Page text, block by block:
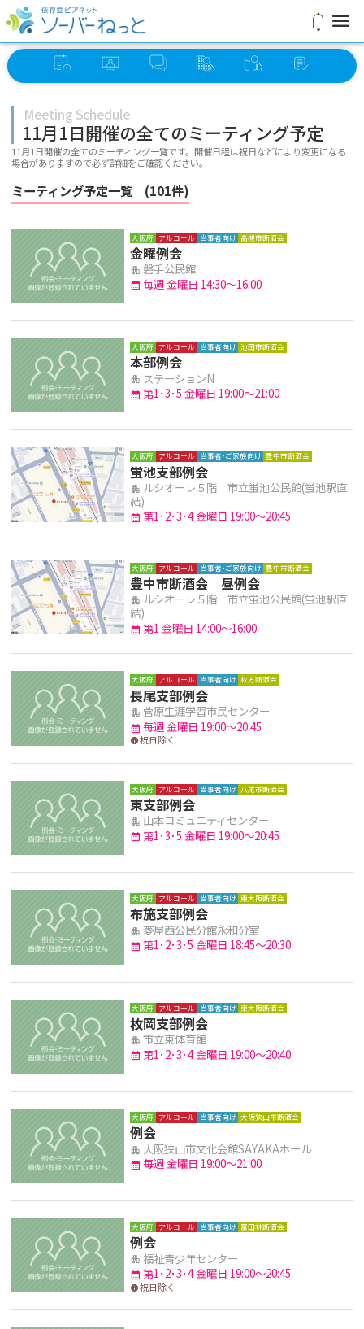
notifications menu
イベント オンライン ソーバー グループ ミーティング セルフ
Meeting Schedule
11月1日開催の全てのミーティング予定
11月1日開催の全てのミーティング一覧です。開催日程は祝日などにより変更になる
場合がありますので必ず詳細をご確認ください。
ミーティング予定一覧 (101件)
大阪府 アルコール 当事者向け 高槻市断酒会
金曜例会
apartment 磐手公民館
calendar_month 毎週 金曜日 14:30～16:00
大阪府 アルコール 当事者向け 池田市断酒会
本部例会
apartment ステーションN
calendar_month 第1･3･5 金曜日 19:00～21:00
大阪府 アルコール 当事者･ご家族向け 豊中市断酒会
蛍池支部例会
apartment ルシオーレ５階 市立蛍池公民館(蛍池駅直
結)
calendar_month 第1･2･3･4 金曜日 19:00～20:45
大阪府 アルコール 当事者･ご家族向け 豊中市断酒会
豊中市断酒会 昼例会
apartment ルシオーレ５階 市立蛍池公民館(蛍池駅直
結)
calendar_month 第1 金曜日 14:00～16:00
大阪府 アルコール 当事者向け 枚方断酒会
長尾支部例会
apartment 菅原生涯学習市民センター
calendar_month 毎週 金曜日 19:00～20:45
info祝日除く
大阪府 アルコール 当事者向け 八尾市断酒会
東支部例会
apartment 山本コミュニティセンター
calendar_month 第1･3･5 金曜日 19:00～20:45
大阪府 アルコール 当事者向け 東大阪断酒会
布施支部例会
apartment 菱屋西公民分館永和分室
calendar_month 第1･2･3･5 金曜日 18:45～20:30
大阪府 アルコール 当事者向け 東大阪断酒会
枚岡支部例会
apartment 市立東体育館
calendar_month 第1･2･3･4 金曜日 19:00～20:40
大阪府 アルコール 当事者向け 大阪狭山市断酒会
例会
apartment 大阪狭山市文化会館SAYAKAホール
calendar_month 毎週 金曜日 19:00～21:00
大阪府 アルコール 当事者向け 富田林断酒会
例会
apartment 福祉青少年センター
calendar_month 第1･2･3･4 金曜日 19:00～20:45
info祝日除く